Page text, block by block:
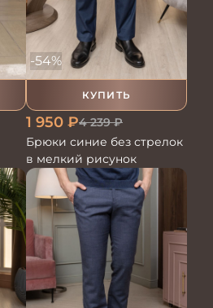
КУПИТЬ
-54%
1 950 ₽4 239₽
Брюки синие без стрелок
в мелкий рисунок